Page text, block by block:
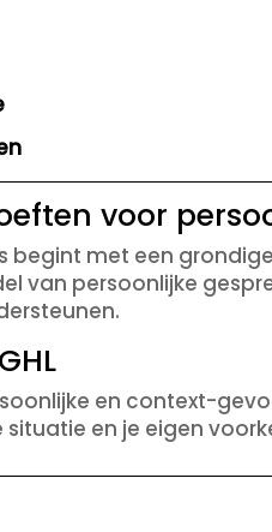
voor
begint met een
van persoonlijke
en context-
en je eigen